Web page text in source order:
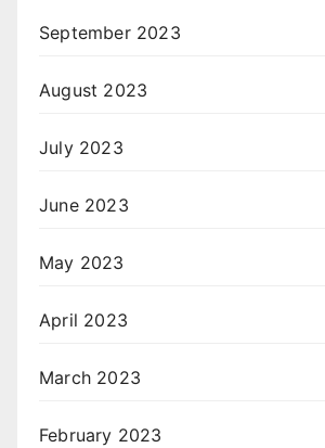
September 2023
August 2023
July 2023
June 2023
May 2023
April 2023
March 2023
February 2023